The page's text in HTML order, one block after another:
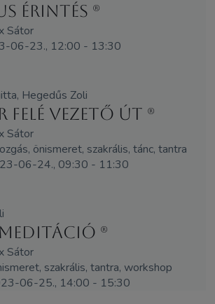
(R)
Sátor
06-23., 12:00 - 13:30
Hegedűs Zoli
vezető út (R)
Sátor
önismeret, szakrális, tánc, tantra
06-24., 09:30 - 11:30
(R)
Sátor
szakrális, tantra, workshop
06-25., 14:00 - 15:30